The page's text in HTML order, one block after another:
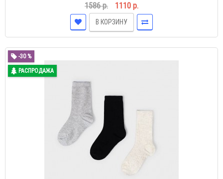
1586 р. 1110 р.
В КОРЗИНУ
-30 %
РАСПРОДАЖА